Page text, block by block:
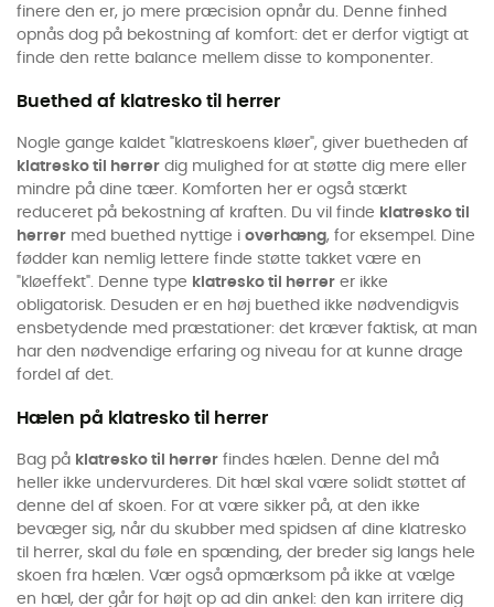
finere den er, jo mere præcision opnår du. Denne finhed
opnås dog på bekostning af komfort: det er derfor vigtigt at
finde den rette balance mellem disse to komponenter.
Buethed af klatresko til herrer
Nogle gange kaldet "klatreskoens kløer", giver buetheden af
klatresko til herrer dig mulighed for at støtte dig mere eller
mindre på dine tæer. Komforten her er også stærkt
reduceret på bekostning af kraften. Du vil finde klatresko til
herrer med buethed nyttige i overhæng, for eksempel. Dine
fødder kan nemlig lettere finde støtte takket være en
"kløeffekt". Denne type klatresko til herrer er ikke
obligatorisk. Desuden er en høj buethed ikke nødvendigvis
ensbetydende med præstationer: det kræver faktisk, at man
har den nødvendige erfaring og niveau for at kunne drage
fordel af det.
Hælen på klatresko til herrer
Bag på klatresko til herrer findes hælen. Denne del må
heller ikke undervurderes. Dit hæl skal være solidt støttet af
denne del af skoen. For at være sikker på, at den ikke
bevæger sig, når du skubber med spidsen af dine klatresko
til herrer, skal du føle en spænding, der breder sig langs hele
skoen fra hælen. Vær også opmærksom på ikke at vælge
en hæl, der går for højt op ad din ankel: den kan irritere dig